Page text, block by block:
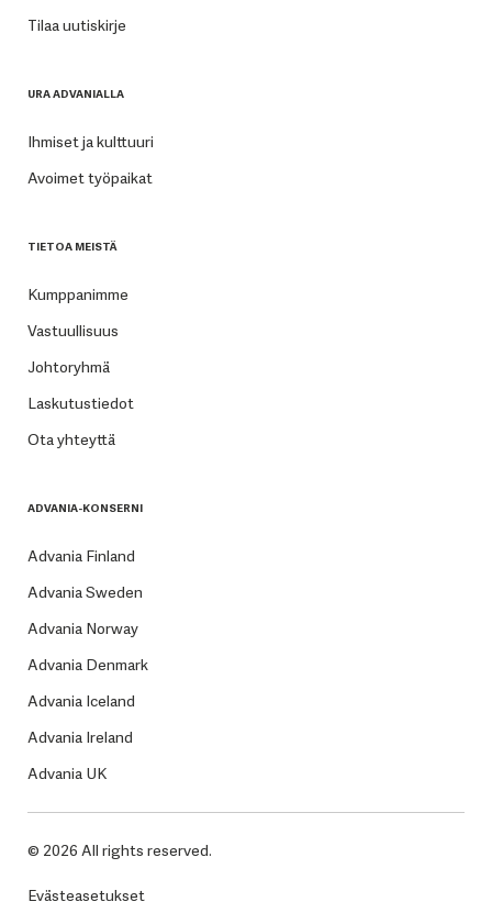
Tilaa uutiskirje
URA ADVANIALLA
Ihmiset ja kulttuuri
Avoimet työpaikat
TIETOA MEISTÄ
Kumppanimme
Vastuullisuus
Johtoryhmä
Laskutustiedot
Ota yhteyttä
ADVANIA-KONSERNI
Advania Finland
Advania Sweden
Advania Norway
Advania Denmark
Advania Iceland
Advania Ireland
Advania UK
© 2026 All rights reserved.
Evästeasetukset